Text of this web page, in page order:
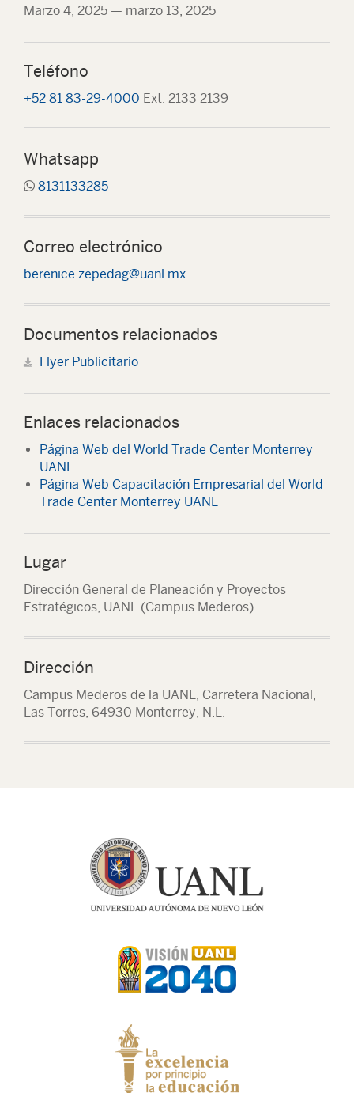
Marzo 4, 2025 — marzo 13, 2025
Teléfono
+52 81 83-29-4000 Ext. 2133 2139
Whatsapp
8131133285
Correo electrónico
berenice.zepedag@uanl.mx
Documentos relacionados
Flyer Publicitario
Enlaces relacionados
Página Web del World Trade Center Monterrey
UANL
Página Web Capacitación Empresarial del World
Trade Center Monterrey UANL
Lugar
Dirección General de Planeación y Proyectos
Estratégicos, UANL (Campus Mederos)
Dirección
Campus Mederos de la UANL, Carretera Nacional,
Las Torres, 64930 Monterrey, N.L.